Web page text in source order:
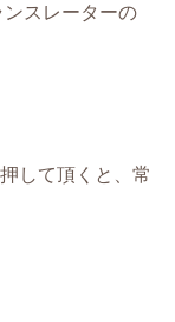
スレーターの
して頂くと、常